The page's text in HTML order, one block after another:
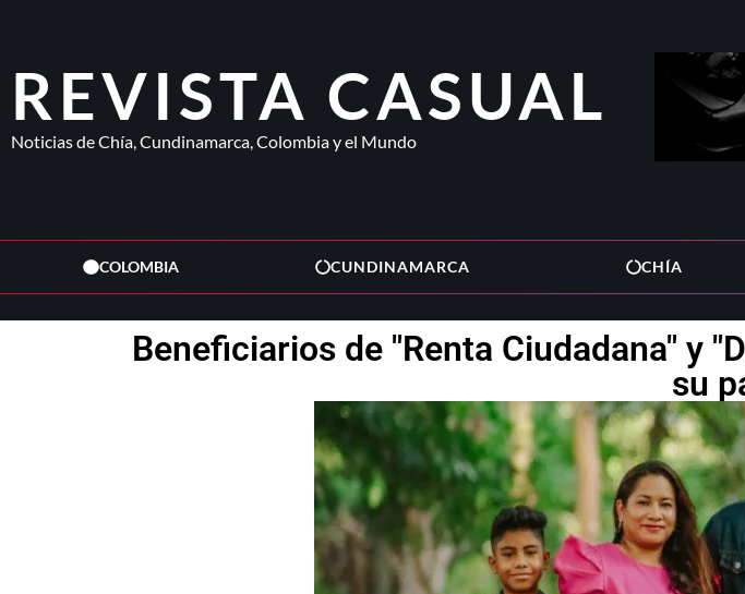
REVISTA CASUAL
Noticias de Chía, Cundinamarca, Colombia y el Mundo
COLOMBIA CUNDINAMARCA CHÍA
Beneficiarios de "Renta Ciudadana" y
su